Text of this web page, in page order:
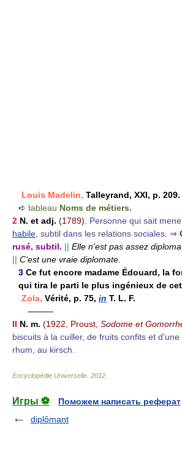
Louis Madelin, Talleyrand, XXI, p. 209.
➪ tableau Noms de métiers.
2 N. et adj. (1789). Personne qui sait
habile, subtil dans les relations sociales. ⇒
rusé, subtil. || Elle n'est pas assez
|| C'est une vraie diplomate.
3 Ce fut encore madame Édouard, la
qui tira le parti le plus ingénieux de
Zola, Vérité, p. 75, in T. L. F.
———
II N. m. (1922, Proust, Sodome et
biscuits à la cuiller, de fruits confits et
rhum, au kirsch.
Encyclopédie Universelle 2012
Игры ⚽
Поможем написать реферат
diplômant